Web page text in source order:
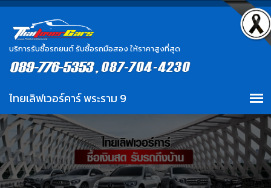
บริการรับซื้อรถยนต์ รับซื้อรถมือสอง ให้ราคาสูงที่สุด